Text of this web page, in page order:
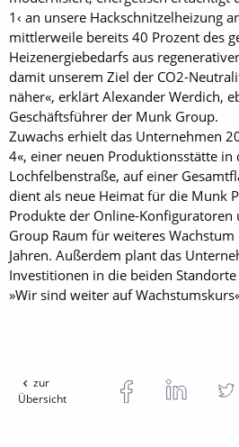
1‹ an unsere Hackschnitzelheizung
mittlerweile bereits 40 Prozent des
Heizenergiebedarfs aus
damit unserem Ziel der CO2-
näher«, erklärt Alexander Werdich,
Geschäftsführer der Munk Group.
Zuwachs erhielt das Unternehmen
4«, einer neuen Produktionsstätte in
Lochfelbenstraße, auf einer
dient als neue Heimat für die Munk
Produkte der Online-
Group Raum für weiteres
Jahren. Außerdem plant das
Investitionen in die beiden
»Wir sind weiter auf
zur
Übersicht